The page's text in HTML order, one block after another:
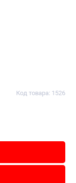
Код товара: 1526